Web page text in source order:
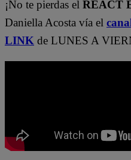
¡No te pierdas el REACT
Daniella Acosta vía el
LINK de LUNES A